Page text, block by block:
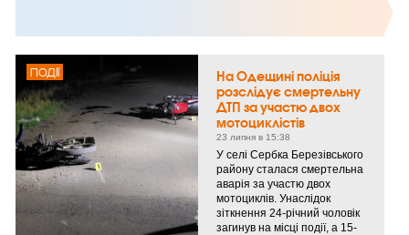
ПОДІЇ
На Одещині поліція
розслідує смертельну
ДТП за участю двох
мотоциклістів
23 липня в 15:38
У селі Сербка Березівського
району сталася смертельна
аварія за участю двох
мотоциклів. Унаслідок
зіткнення 24-річний чоловік
загинув на місці події, а 15-